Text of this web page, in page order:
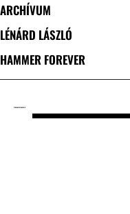
ARCHÍVUM
LÉNÁRD LÁSZLÓ
HAMMER FOREVER